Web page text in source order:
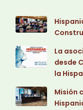
La
desde
la
Misión